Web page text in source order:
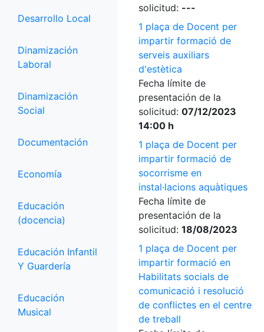
Desarrollo Local
Dinamización
Laboral
Dinamización
Social
Documentación
Economía
Educación
(docencia)
Educación Infantil
Y Guardería
Educación
Musical
solicitud: ---
1 plaça de Docent per
impartir formació de
serveis auxiliars
d'estètica
Fecha límite de
presentación de la
solicitud: 07/12/2023
14:00 h
1 plaça de Docent per
impartir formació de
socorrisme en
instal·lacions aquàtiques
Fecha límite de
presentación de la
solicitud: 18/08/2023
1 plaça de Docent per
impartir formació en
Habilitats socials de
comunicació i resolució
de conflictes en el centre
de treball